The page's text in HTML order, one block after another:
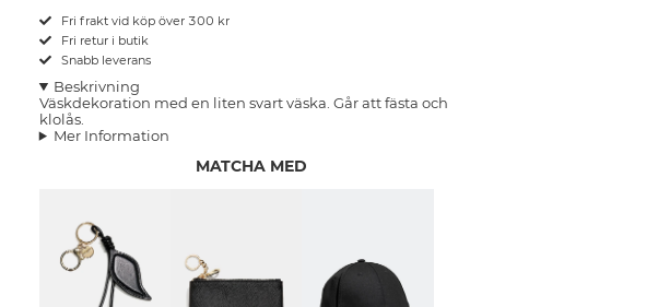
Fri frakt vid köp över 300 kr
Fri retur i butik
Snabb leverans
Beskrivning
Väskdekoration med en liten svart väska. Går att fästa och
klolås.
Mer Information
MATCHA MED